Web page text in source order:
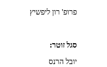
פרופ' רון ליפשיץ
סגל זוטר:
יובל הרנס